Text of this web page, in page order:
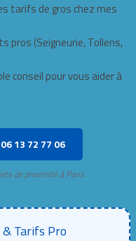
tarifs de gros chez mes
pros (Seigneurie, Tollens,
conseil pour vous aider à
06 13 72 77 06
de proximité à Paris.
Tarifs Pro